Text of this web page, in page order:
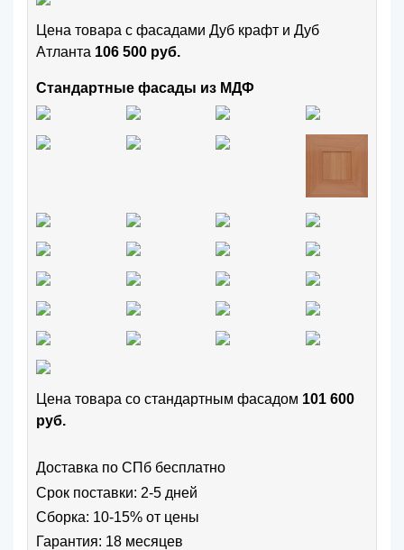
Цена товара с фасадами Дуб крафт и Дуб
Атланта 106 500 руб.
Стандартные фасады из МДФ
Цена товара cо стандартным фасадом 101 600
руб.
Доставка по СПб бесплатно
Срок поставки: 2-5 дней
Сборка: 10-15% от цены
Гарантия: 18 месяцев